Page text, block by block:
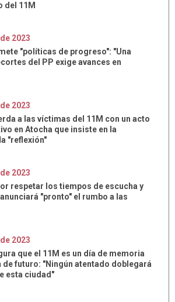
del 11M
de 2023
"políticas de progreso": "Una
del PP exige avances en
de 2023
a las víctimas del 11M con un acto
en Atocha que insiste en la
"reflexión"
de 2023
respetar los tiempos de escucha y
"pronto" el rumbo a las
de 2023
que el 11M es un día de memoria
de futuro: "Ningún atentado doblegará
esta ciudad"